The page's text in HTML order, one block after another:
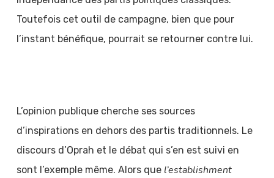
Toutefois cet outil de campagne, bien que pour
l’instant bénéfique, pourrait se retourner contre lui.
L’opinion publique cherche ses sources
d’inspirations en dehors des partis traditionnels. Le
discours d’Oprah et le débat qui s’en est suivi en
sont l’exemple même. Alors que l’establishment